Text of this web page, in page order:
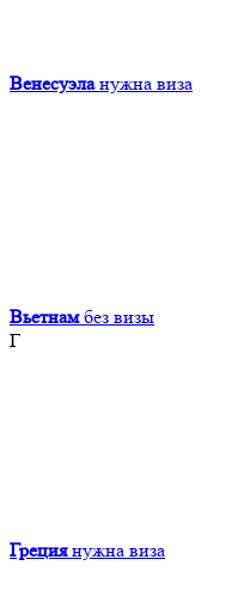
Венесуэла нужна виза
Вьетнам без визы
Г
Греция нужна виза